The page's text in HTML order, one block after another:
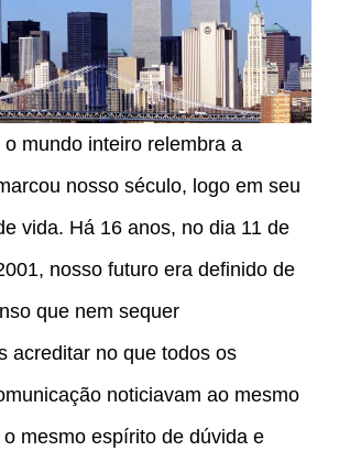
mundo inteiro relembra a
nosso século, logo em seu
vida. Há 16 anos, no dia 11 de
nosso futuro era definido de
que nem sequer
acreditar no que todos os
noticiavam ao mesmo
mesmo espírito de dúvida e